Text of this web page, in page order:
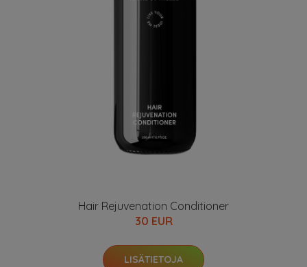
Hair Rejuvenation Conditioner
30 EUR
LISÄTIETOJA